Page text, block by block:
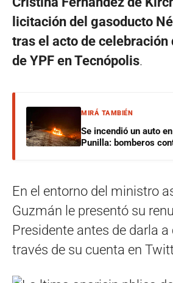
licitación del gasoducto
tras el acto de celebración
de YPF en Tecnópolis.
MIRÁ TAMBIÉN
Se incendió un auto
Punilla: bomberos
En el entorno del ministro
Guzmán le presentó su
Presidente antes de darla a
través de su cuenta en